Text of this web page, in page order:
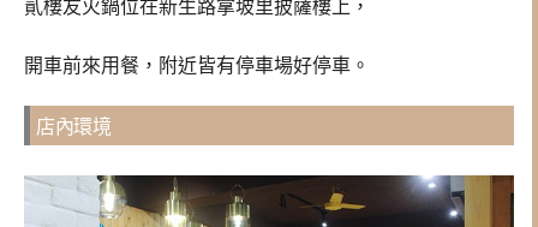
貳樓友火鍋位在新生路拿坡里披薩樓上，
開車前來用餐，附近皆有停車場好停車。
店內環境